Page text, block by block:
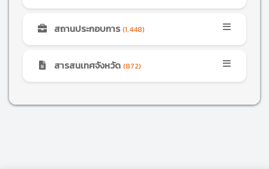
สถานประกอบการ(1,448)
สารสนเทศจังหวัด (872)